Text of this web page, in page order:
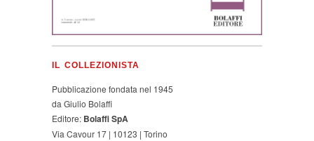
IL COLLEZIONISTA
Pubblicazione fondata nel 1945
da Giulio Bolaffi
Editore: Bolaffi SpA
Via Cavour 17 | 10123 | Torino